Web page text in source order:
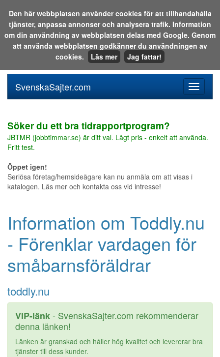
Sök i katalogen eller på webben:
meny
SvenskaSajter.com
Söker du ett bra tidrapportprogram?
JBTMR (jobbtimmar.se) är ditt val. Lågt pris - enkelt att använda.
Fritt test.
Öppet igen!
Seriösa företag/hemsideägare kan nu anmäla om att visas i
katalogen. Läs mer och kontakta oss vid intresse!
Information om Toddly.nu
- Förenklar vardagen för
småbarnsföräldrar
toddly.nu
VIP-länk- SvenskaSajter.com rekommenderar
denna länken!
Länken är granskad och håller hög kvalitet och levererar bra
tjänster till dess kunder.
Den här webbplatsen använder cookies för att tillhandahålla
tjänster, anpassa annonser och analysera trafik. Information
om din användning av webbplatsen delas med Google. Genom
att använda webbplatsen godkänner du användningen av
cookies.
Läs mer Jag fattar!